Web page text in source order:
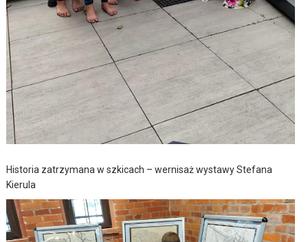
Historia zatrzymana w szkicach – wernisaż wystawy Stefana
Kierula